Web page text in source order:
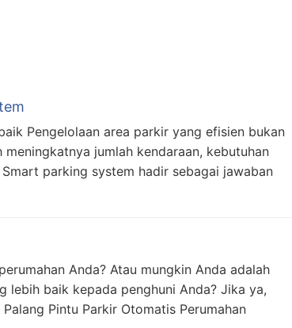
Pengelolaan area parkir yang efisien bukan
jumlah kendaraan, kebutuhan
parking system hadir sebagai jawaban
Anda? Atau mungkin Anda adalah
lebih baik kepada penghuni Anda? Jika ya,
Pintu Parkir Otomatis Perumahan